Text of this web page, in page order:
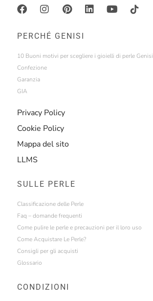
PERCHÉ GENISI
10 Buoni motivi per scegliere i gioielli di perle Genisi
Confezione
Garanzia
GIA
Privacy Policy
Cookie Policy
Mappa del sito
LLMS
SULLE PERLE
Classificazione delle Perle
Faq – domande frequenti
Come pulire le perle e precauzioni per il loro uso
Come Acquistare Le Perle?
Consigli per gli acquisti
Glossario
CONDIZIONI